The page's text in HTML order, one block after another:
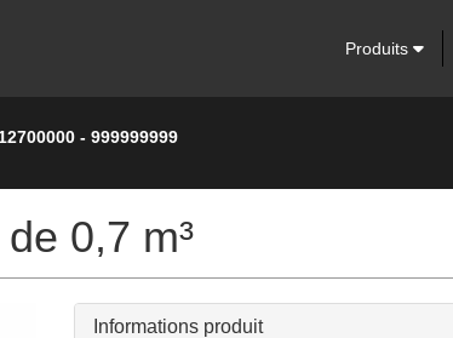
Produits
- 999999999
0,7 m³
Informations produit